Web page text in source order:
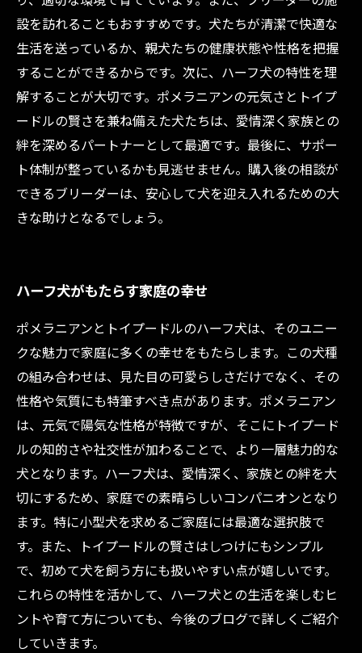
設を訪れることもおすすめです。犬たちが清潔で快適な
生活を送っているか、親犬たちの健康状態や性格を把握
することができるからです。次に、ハーフ犬の特性を理
解することが大切です。ポメラニアンの元気さとトイプ
ードルの賢さを兼ね備えた犬たちは、愛情深く家族との
絆を深めるパートナーとして最適です。最後に、サポー
ト体制が整っているかも見逃せません。購入後の相談が
できるブリーダーは、安心して犬を迎え入れるための大
きな助けとなるでしょう。
ハーフ犬がもたらす家庭の幸せ
ポメラニアンとトイプードルのハーフ犬は、そのユニー
クな魅力で家庭に多くの幸せをもたらします。この犬種
の組み合わせは、見た目の可愛らしさだけでなく、その
性格や気質にも特筆すべき点があります。ポメラニアン
は、元気で陽気な性格が特徴ですが、そこにトイプード
ルの知的さや社交性が加わることで、より一層魅力的な
犬となります。ハーフ犬は、愛情深く、家族との絆を大
切にするため、家庭での素晴らしいコンパニオンとなり
ます。特に小型犬を求めるご家庭には最適な選択肢で
す。また、トイプードルの賢さはしつけにもシンプル
で、初めて犬を飼う方にも扱いやすい点が嬉しいです。
これらの特性を活かして、ハーフ犬との生活を楽しむヒ
ントや育て方についても、今後のブログで詳しくご紹介
していきます。